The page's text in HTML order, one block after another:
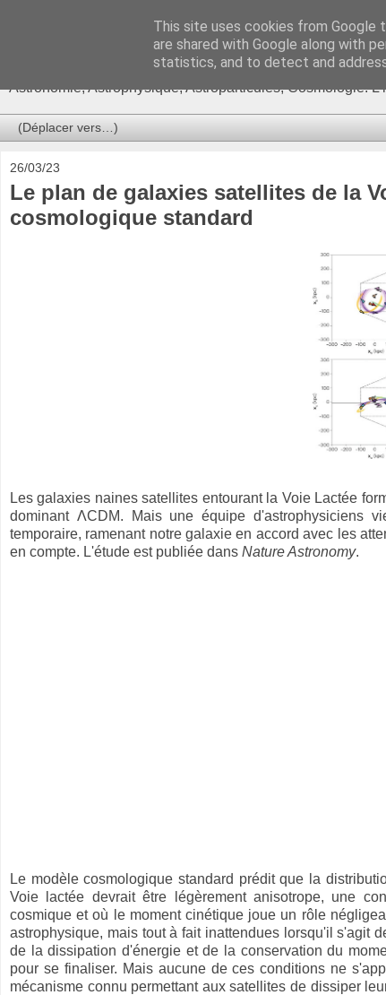
Ça se passe là haut
Astronomie, Astrophysique, Astroparticules, Cosmologie.
26/03/23
Le plan de galaxies satellites de la
cosmologique standard
Les galaxies naines satellites entourant la Voie Lactée
dominant ΛCDM. Mais une équipe d'astrophysiciens
temporaire, ramenant notre galaxie en accord avec les
en compte. L'étude est publiée dans Nature Astronomy.
Le modèle cosmologique standard prédit que la
Voie lactée devrait être légèrement anisotrope, une
cosmique et où le moment cinétique joue un rôle
astrophysique, mais tout à fait inattendues lorsqu'il s'agit
de la dissipation d'énergie et de la conservation du
pour se finaliser. Mais aucune de ces conditions ne
mécanisme connu permettant aux satellites de dissiper
This site uses cookies from Google
are shared with Google along with
statistics, and to detect and